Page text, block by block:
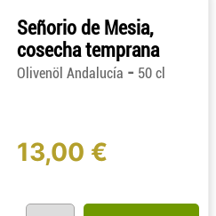
Señorio de Mesia,
cosecha temprana
Olivenöl Andalucía - 50 cl
13,00 €